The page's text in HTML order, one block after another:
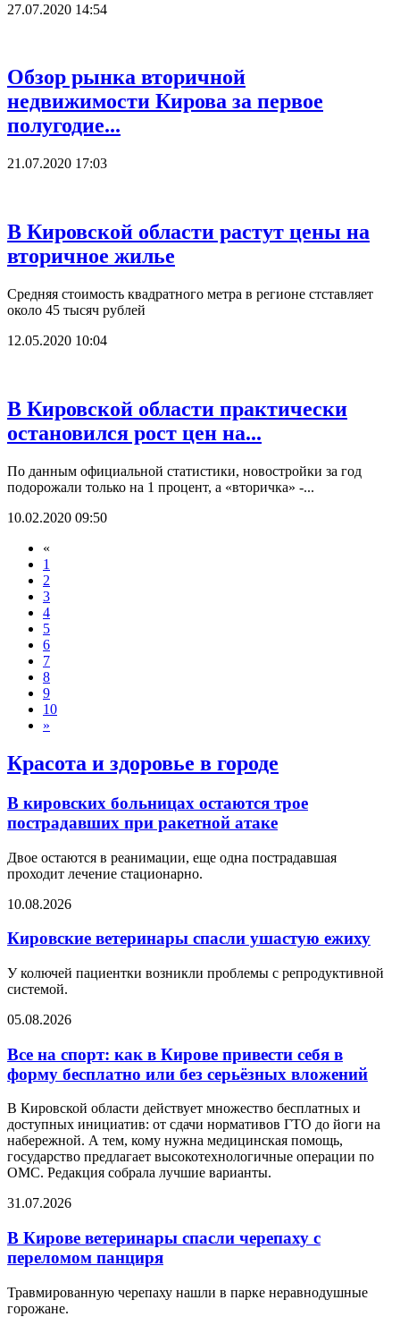
27.07.2020 14:54
Обзор рынка вторичной
недвижимости Кирова за первое
полугодие...
21.07.2020 17:03
В Кировской области растут цены на
вторичное жилье
Средняя стоимость квадратного метра в регионе стставляет
около 45 тысяч рублей
12.05.2020 10:04
В Кировской области практически
остановился рост цен на...
По данным официальной статистики, новостройки за год
подорожали только на 1 процент, а «вторичка» -...
10.02.2020 09:50
«
1
2
3
4
5
6
7
8
9
10
»
Красота и здоровье в городе
В кировских больницах остаются трое
пострадавших при ракетной атаке
Двое остаются в реанимации, еще одна пострадавшая
проходит лечение стационарно.
10.08.2026
Кировские ветеринары спасли ушастую ежиху
У колючей пациентки возникли проблемы с репродуктивной
системой.
05.08.2026
Все на спорт: как в Кирове привести себя в
форму бесплатно или без серьёзных вложений
В Кировской области действует множество бесплатных и
доступных инициатив: от сдачи нормативов ГТО до йоги на
набережной. А тем, кому нужна медицинская помощь,
государство предлагает высокотехнологичные операции по
ОМС. Редакция собрала лучшие варианты.
31.07.2026
В Кирове ветеринары спасли черепаху с
переломом панциря
Травмированную черепаху нашли в парке неравнодушные
горожане.